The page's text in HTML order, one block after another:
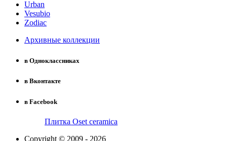
Urban
Vesubio
Zodiac
Архивные коллекции
в Одноклассниках
в Вконтакте
в Facebook
Плитка Oset ceramica
Copyright © 2009 - 2026